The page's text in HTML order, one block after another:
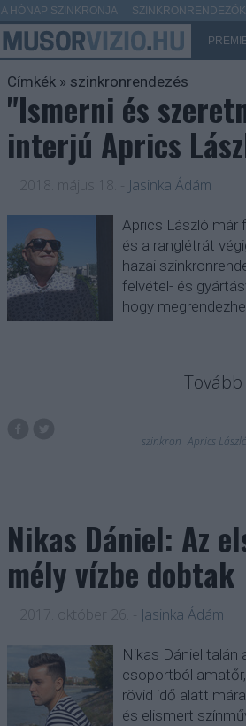
A HÓNAP SZINKRONJA
Címkék» szinkronrendezés
"Ismerni és
interjú Aprics
2018. május 18. Jasinka Ádám
Aprics László már
és a ranglétrát
hazai
felvétel- és
hogy
szinkron Aprics László
Nikas Dániel: Az
mély vízbe dobtak
2017. október 26. Jasinka Ádám
Nikas Dániel talán
csoportból
rövid idő alatt
és elismert